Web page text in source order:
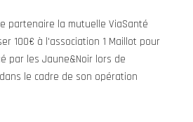
partenaire la mutuelle ViaSanté
100€ à l'association 1 Maillot pour
par les Jaune&Noir lors de
le cadre de son opération